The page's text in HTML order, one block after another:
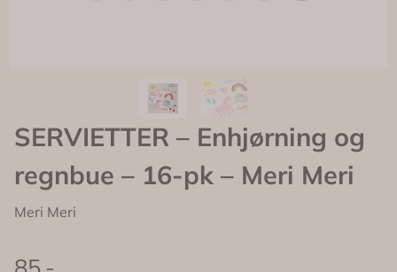
SERVIETTER – Enhjørning og
regnbue – 16-pk – Meri Meri
Meri Meri